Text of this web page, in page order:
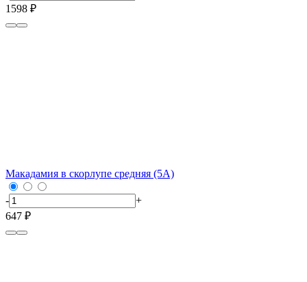
1598 ₽
Макадамия в скорлупе средняя (5А)
-
+
647 ₽